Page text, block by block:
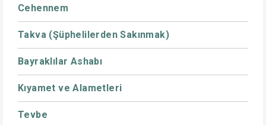
Cehennem
Takva (Şüphelilerden Sakınmak)
Bayraklılar Ashabı
Kıyamet ve Alametleri
Tevbe